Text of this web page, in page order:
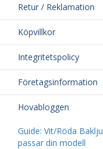
Retur / Reklamation
Köpvillkor
Integritetspolicy
Företagsinformation
Hovabloggen
Guide: Vit/Röda
passar din modell